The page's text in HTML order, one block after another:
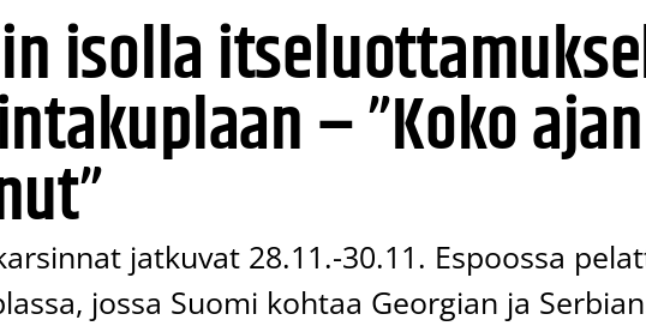
isolla
– ”Koko
jatkuvat 28.11.-30.11. Espoossa
jossa Suomi kohtaa Georgian ja